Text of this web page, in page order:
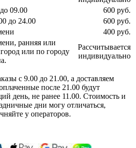
09.00
600 руб.
до 24.00
600 руб.
400 руб.
ранняя или
или по городу
Рассчитывается
индивидуально
с 9.00 до 21.00, а доставляем
после 21.00 будут
день, не ранее 11.00. Стоимость и
дни могу отличаться,
у операторов.